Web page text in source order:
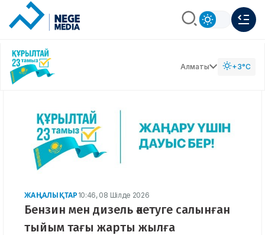
Алматы +3°C
ЖАҢАЛЫҚТАР 10:46, 08 Шілде 2026
Бензин мен дизель әкетуге салынған
тыйым тағы жарты жылға